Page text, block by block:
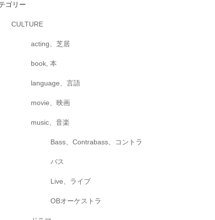
ゴリー
CULTURE
acting、芝居
book, 本
language、言語
movie、映画
music、音楽
Bass、Contrabass、コントラ
バス
Live、ライブ
OBオーケストラ